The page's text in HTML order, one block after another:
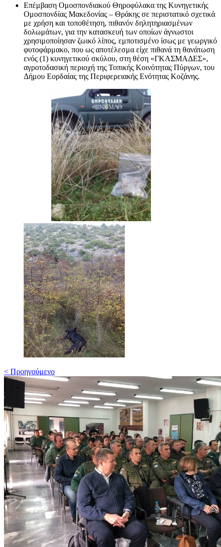
Επέμβαση Ομοσπονδιακού Θηροφύλακα της Κυνηγετικής
Ομοσπονδίας Μακεδονίας – Θράκης σε περιστατικό σχετικά
με χρήση και τοποθέτηση, πιθανόν δηλητηριασμένων
δολωμάτων, για την κατασκευή των οποίων άγνωστοι
χρησιμοποίησαν ζωικό λίπος, εμποτισμένο ίσως με γεωργικό
φυτοφάρμακο, που ως αποτέλεσμα είχε πιθανά τη θανάτωση
ενός (1) κυνηγετικού σκύλου, στη θέση «ΓΚΑΣΜΑΔΕΣ»,
αγροτοδασική περιοχή της Τοπικής Κοινότητας Πύργων, του
Δήμου Εορδαίας της Περιφερειακής Ενότητας Κοζάνης.
< Προηγούμενο